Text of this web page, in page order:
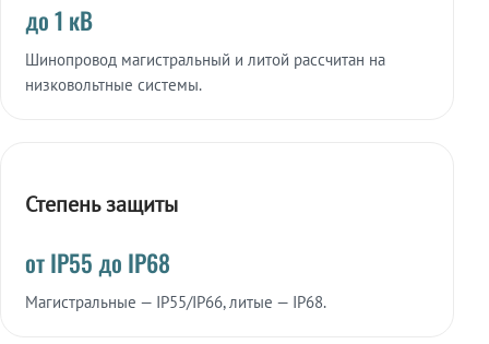
до 1 кВ
Шинопровод магистральный и литой рассчитан на
низковольтные системы.
Степень защиты
от IP55 до IP68
Магистральные — IP55/IP66, литые — IP68.